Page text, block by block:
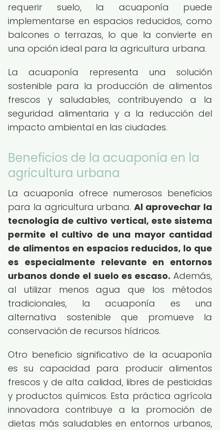
requerir suelo, la acuaponía puede
implementarse en espacios reducidos, como
balcones o terrazas, lo que la convierte en
una opción ideal para la agricultura urbana.
La acuaponía representa una solución
sostenible para la producción de alimentos
frescos y saludables, contribuyendo a la
seguridad alimentaria y a la reducción del
impacto ambiental en las ciudades.
Beneficios de la acuaponía en la
agricultura urbana
La acuaponía ofrece numerosos beneficios
para la agricultura urbana.Al aprovechar la
tecnología de cultivo vertical, este sistema
permite el cultivo de una mayor cantidad
de alimentos en espacios reducidos, lo que
es especialmente relevante en entornos
urbanos donde el suelo es escaso. Además,
al utilizar menos agua que los métodos
tradicionales, la acuaponía es una
alternativa sostenible que promueve la
conservación de recursos hídricos.
Otro beneficio significativo de la acuaponía
es su capacidad para producir alimentos
frescos y de alta calidad, libres de pesticidas
y productos químicos. Esta práctica agrícola
innovadora contribuye a la promoción de
dietas más saludables en entornos urbanos,